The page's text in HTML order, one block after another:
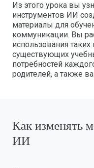
Из этого урока вы
инструментов ИИ
материалы для
коммуникации. Вы
использования
существующих
потребностей
родителей, а также
Как изменять
ИИ